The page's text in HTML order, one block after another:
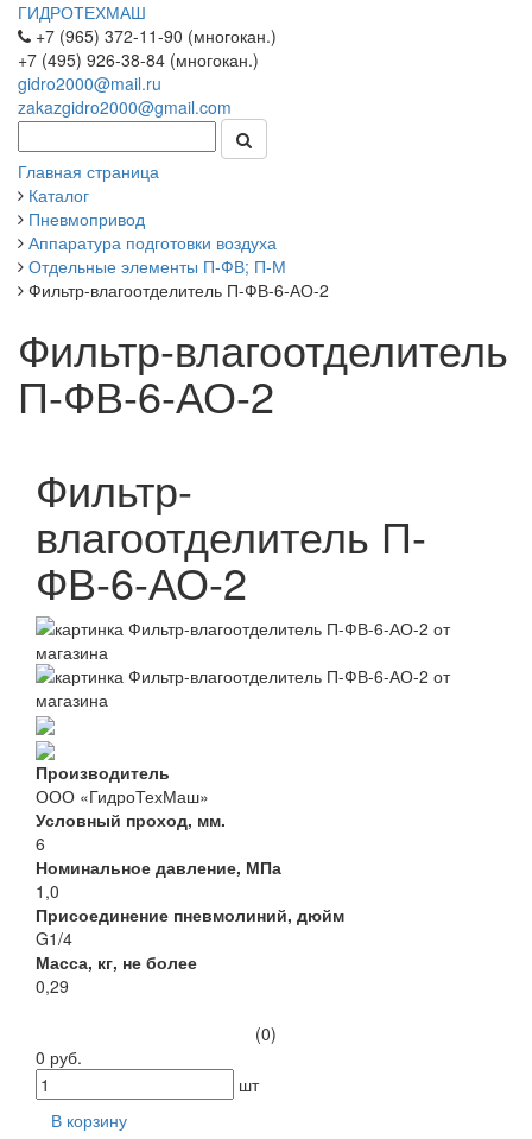
ГИДРОТЕХМАШ
+7 (965) 372-11-90 (многокан.)
+7 (495) 926-38-84 (многокан.)
gidro2000@mail.ru
zakazgidro2000@gmail.com
Главная страница
Каталог
Пневмопривод
Аппаратура подготовки воздуха
Отдельные элементы П-ФВ; П-М
Фильтр-влагоотделитель П-ФВ-6-АО-2
Фильтр-влагоотделитель
П-ФВ-6-АО-2
Фильтр-
влагоотделитель П-
ФВ-6-АО-2
Производитель
ООО «ГидроТехМаш»
Условный проход, мм.
6
Номинальное давление, МПа
1,0
Присоединение пневмолиний, дюйм
G1/4
Масса, кг, не более
0,29
(0)
0 руб.
шт
В корзину